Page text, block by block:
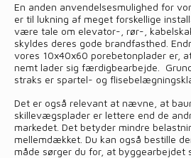
En anden anvendelsesmulighed for
er til lukning af meget forskellige
være tale om elevator-, rør-,
skyldes deres gode brandfasthed.
vores 10x40x60 porebetonplader er,
nemt lader sig færdigbearbejde.
straks er spartel- og
Det er også relevant at nævne, at
skillevægsplader er lettere end de
markedet. Det betyder mindre
mellemdækket. Du kan også bestille
måde sørger du for, at byggearbejdet